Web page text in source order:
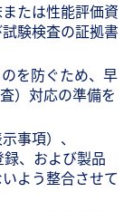
たは性能評価資
験検査の証拠書
を防ぐため、早
）対応の準備を
事項）、
、および製品
よう整合させて